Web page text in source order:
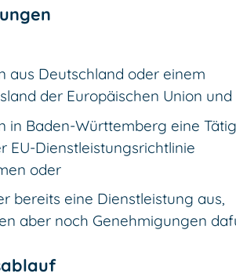
aus Deutschland oder einem
der Europäischen Union und
in Baden-Württemberg eine
EU-Dienstleistungsrichtlinie
oder
bereits eine Dienstleistung aus,
aber noch Genehmigungen